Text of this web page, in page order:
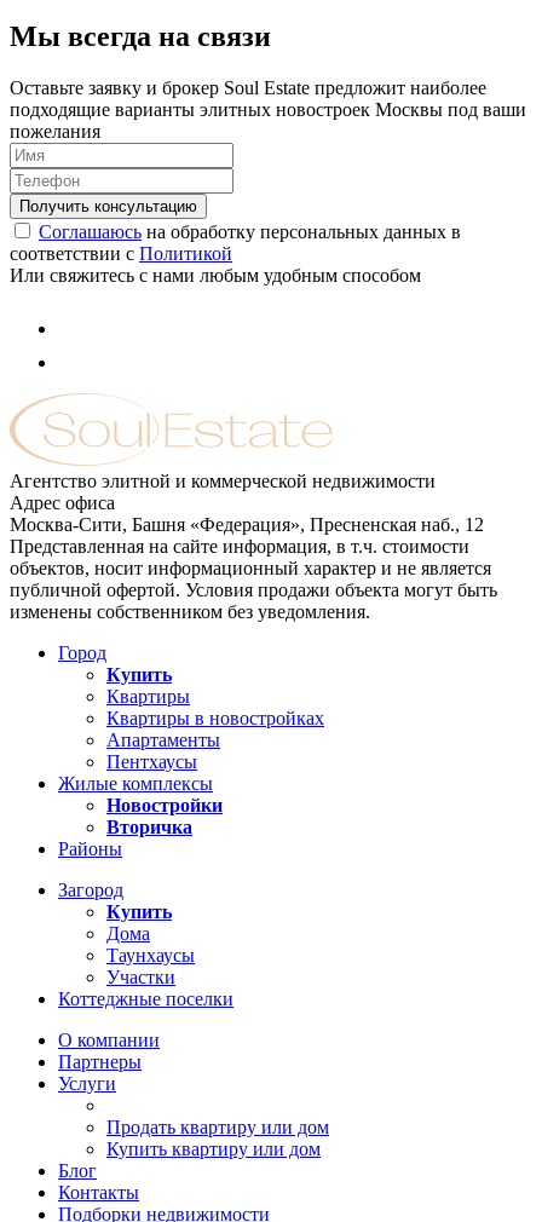
Мы всегда на связи
Оставьте заявку и брокер Soul Estate предложит наиболее
подходящие варианты элитных новостроек Москвы под ваши
пожелания
Соглашаюсь на обработку персональных данных в
соответствии с Политикой
Или свяжитесь с нами любым удобным способом
Агентство элитной и коммерческой недвижимости
Адрес офиса
Москва-Сити, Башня «Федерация», Пресненская наб., 12
Представленная на сайте информация, в т.ч. стоимости
объектов, носит информационный характер и не является
публичной офертой. Условия продажи объекта могут быть
изменены собственником без уведомления.
Город
Купить
Квартиры
Квартиры в новостройках
Апартаменты
Пентхаусы
Жилые комплексы
Новостройки
Вторичка
Районы
Загород
Купить
Дома
Таунхаусы
Участки
Коттеджные поселки
О компании
Партнеры
Услуги
Продать квартиру или дом
Купить квартиру или дом
Блог
Контакты
Подборки недвижимости